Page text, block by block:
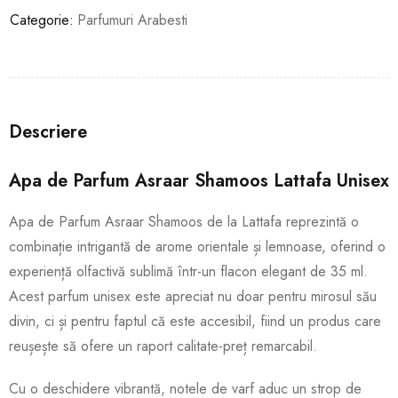
Categorie: Parfumuri Arabesti
Descriere
Apa de Parfum Asraar Shamoos Lattafa Unisex
Apa de Parfum Asraar Shamoos de la Lattafa reprezintă o
combinație intrigantă de arome orientale și lemnoase, oferind o
experiență olfactivă sublimă într-un flacon elegant de 35 ml.
Acest parfum unisex este apreciat nu doar pentru mirosul său
divin, ci și pentru faptul că este accesibil, fiind un produs care
reușește să ofere un raport calitate-preț remarcabil.
Cu o deschidere vibrantă, notele de varf aduc un strop de